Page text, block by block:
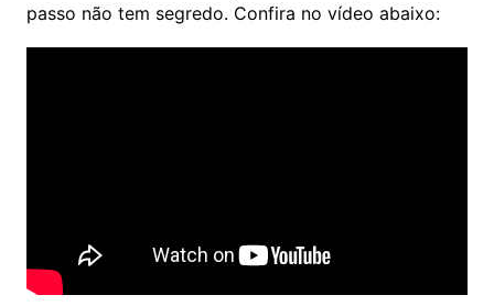
passo não tem segredo. Confira no vídeo abaixo: